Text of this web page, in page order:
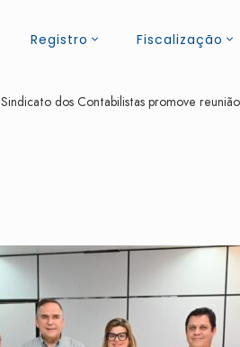
Registro Fiscalização
Sindicato dos Contabilistas promove